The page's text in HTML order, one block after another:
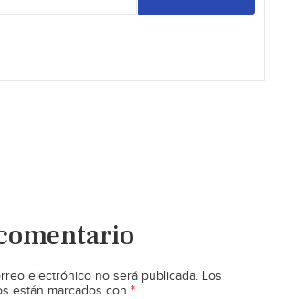
electrónico no será publicada. Los
están marcados con *